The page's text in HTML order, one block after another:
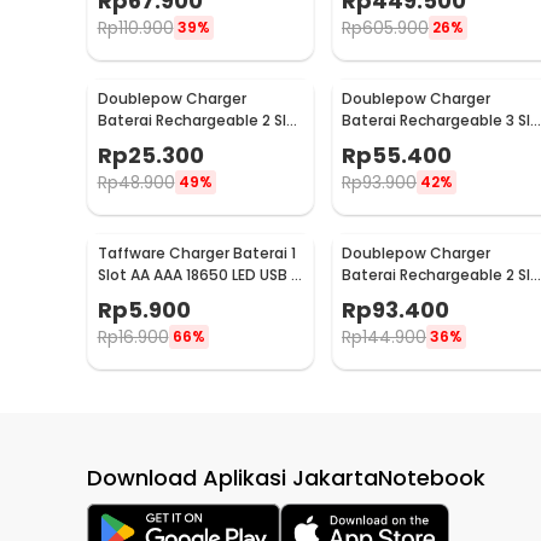
Rp110.900 39% Rp605.900 26%
Doublepow Charger
Baterai Rechargeable 2 Slot
AA AAA with AA 2 PCS - DP-
B01 800
Rp25.300
Rp48.900 49%
Doublepow Charger
Baterai Rechargeable 3 Slot
DP-B33
Rp55.400
Rp93.900 42%
Taffware Charger Baterai 1
Slot AA AAA 18650 LED USB -
Rp5.900
Rp16.900 66%
Doublepow Charger
Baterai Rechargeable 2 Slot
CR2 with CR2 2 PCS - DP-
K06
Rp93.400
Rp144.90036%
Download Aplikasi JakartaNotebook